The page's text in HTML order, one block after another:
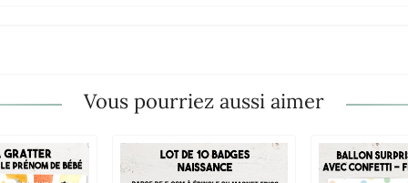
Vous pourriez aussi aimer